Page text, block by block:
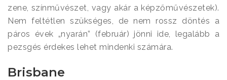
zene, színművészet, vagy akár a képzőművészetek).
Nem feltétlen szükséges, de nem rossz döntés a
páros évek „nyarán” (február) jönni ide, legalább a
pezsgés érdekes lehet mindenki számára.
Brisbane